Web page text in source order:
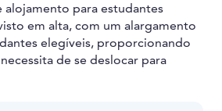
para estudantes
em alta, com um alargamento
elegíveis, proporcionando
de se deslocar para